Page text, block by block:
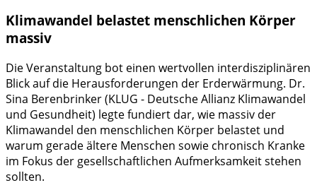
Klimawandel belastet menschlichen Körper
massiv
Die Veranstaltung bot einen wertvollen interdisziplinären
Blick auf die Herausforderungen der Erderwärmung. Dr.
Sina Berenbrinker (KLUG - Deutsche Allianz Klimawandel
und Gesundheit) legte fundiert dar, wie massiv der
Klimawandel den menschlichen Körper belastet und
warum gerade ältere Menschen sowie chronisch Kranke
im Fokus der gesellschaftlichen Aufmerksamkeit stehen
sollten.